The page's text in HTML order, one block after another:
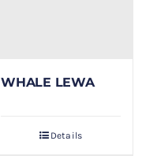
WHALE LEWA
Details